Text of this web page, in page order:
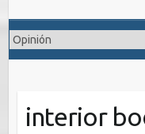
interior